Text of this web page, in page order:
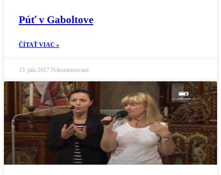
Púť v Gaboltove
ČÍTAŤ VIAC »
13. júla 2017 Nekomentované